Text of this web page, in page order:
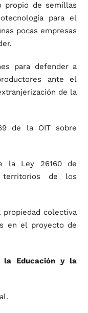
propio de semillas
para el
pocas empresas
para defender a
ante el
de la
de la OIT sobre
la Ley 26160 de
de los
colectiva
en el proyecto de
la Educación y la